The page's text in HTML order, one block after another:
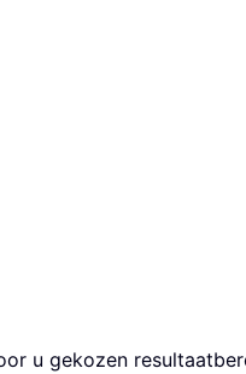
u gekozen